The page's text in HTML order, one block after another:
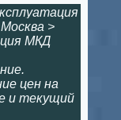
>
МКД
цен на
и текущий